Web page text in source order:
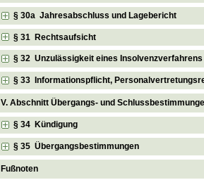
§ 30a Jahresabschluss und Lagebericht
§ 31 Rechtsaufsicht
§ 32 Unzulässigkeit eines Insolvenzverfahrens
§ 33 Informationspflicht,
V. Abschnitt Übergangs- und
§ 34 Kündigung
§ 35 Übergangsbestimmungen
Fußnoten